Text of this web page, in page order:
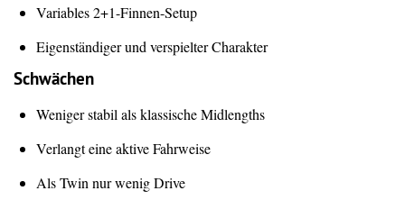
Variables 2+1-Finnen-Setup
Eigenständiger und verspielter Charakter
Schwächen
Weniger stabil als klassische Midlengths
Verlangt eine aktive Fahrweise
Als Twin nur wenig Drive